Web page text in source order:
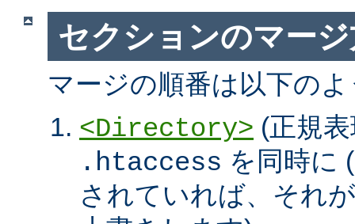
セクションのマー
マージの順番は以下の
<Directory> (正規
.htaccess を同時に (
されていれば、それ